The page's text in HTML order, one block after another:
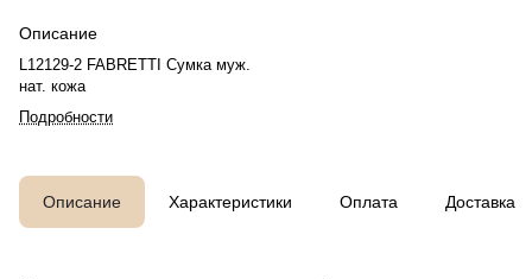
Описание
L12129-2 FABRETTI Сумка муж.
нат. кожа
Подробности
Описание Характеристики Оплата Доставка